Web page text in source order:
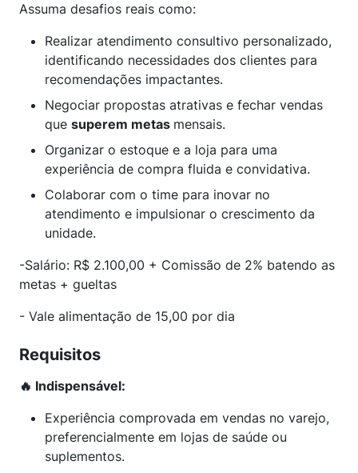
Assuma desafios reais como:
Realizar atendimento consultivo personalizado,
identificando necessidades dos clientes para
recomendações impactantes.
Negociar propostas atrativas e fechar vendas
que superem metas mensais.
Organizar o estoque e a loja para uma
experiência de compra fluida e convidativa.
Colaborar com o time para inovar no
atendimento e impulsionar o crescimento da
unidade.
-Salário: R$ 2.100,00 + Comissão de 2% batendo as
metas + gueltas
- Vale alimentação de 15,00 por dia
Requisitos
🔥 Indispensável:
Experiência comprovada em vendas no varejo,
preferencialmente em lojas de saúde ou
suplementos.